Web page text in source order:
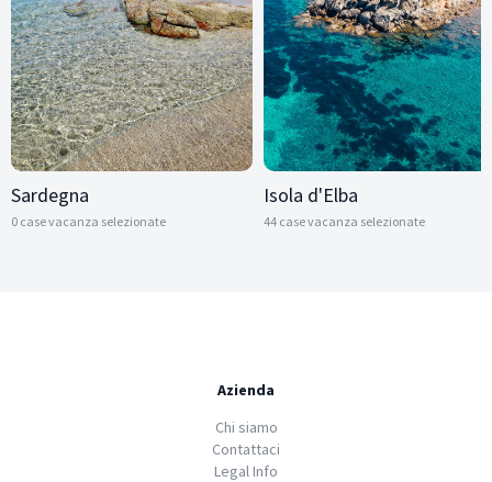
Sardegna
0 case vacanza selezionate
Isola d'Elba
44 case vacanza selezionate
Azienda
Chi siamo
Contattaci
Legal Info